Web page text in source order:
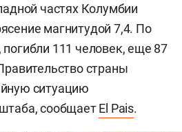
частях Колумбии
магнитудой 7,4. По
111 человек, еще 87
страны
ситуацию
сообщаетEl Pais.